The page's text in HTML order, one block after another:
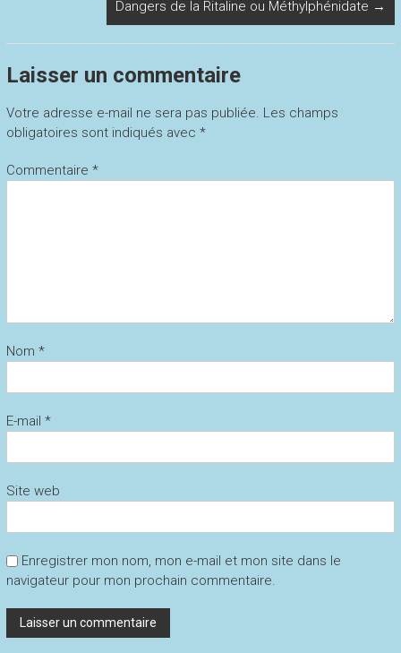
Dangers de la Ritaline ou Méthylphénidate →
Laisser un commentaire
Votre adresse e-mail ne sera pas publiée. Les champs
obligatoires sont indiqués avec *
Commentaire *
Nom *
E-mail *
Site web
Enregistrer mon nom, mon e-mail et mon site dans le
navigateur pour mon prochain commentaire.